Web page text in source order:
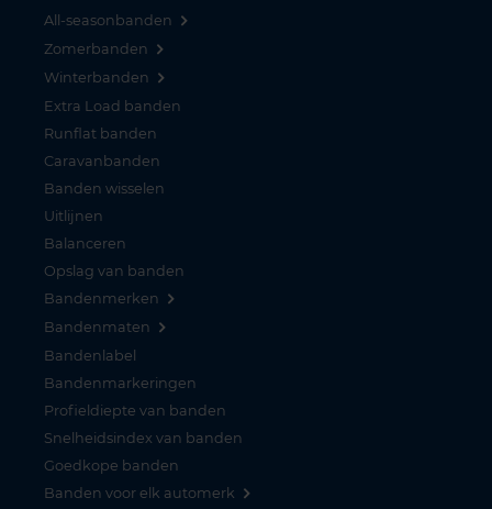
All-seasonbanden
Zomerbanden
Winterbanden
Extra Load banden
Runflat banden
Caravanbanden
Banden wisselen
Uitlijnen
Balanceren
Opslag van banden
Bandenmerken
Bandenmaten
Bandenlabel
Bandenmarkeringen
Profieldiepte van banden
Snelheidsindex van banden
Goedkope banden
Banden voor elk automerk